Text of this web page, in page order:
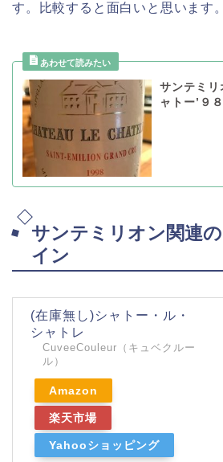
す。比較すると面白いと思います。
サンテミリ
ャトー’９
サンテミリオン関連
イン
(在庫無し)シャトー・ル・
シャトレ
CuveeCouleur（キュベクルー
ル）
Amazon
楽天市場
Yahooショッピング